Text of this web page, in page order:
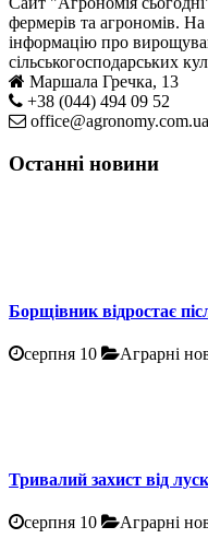
фермерів та агрономів.
інформацію про
сільськогосподарських
Маршала Гречка, 13
+38 (044) 494 09 52
office@agronomy.com.ua
Останні новини
Борщівник відростає
серпня 10 Аграрні
Тривалий захист від
серпня 10 Аграрні